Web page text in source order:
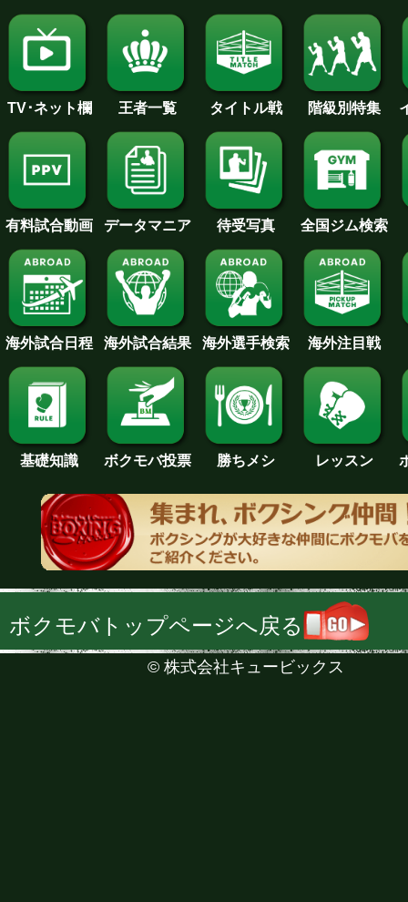
TV･ネット欄 王者一覧 タイトル戦 階級別特集
有料試合動画 データマニア 待受写真 全国ジム検索
海外試合日程 海外試合結果 海外選手検索 海外注目戦
基礎知識 ボクモバ投票 勝ちメシ レッスン
ボクモバトップページへ戻る
© 株式会社キュービックス